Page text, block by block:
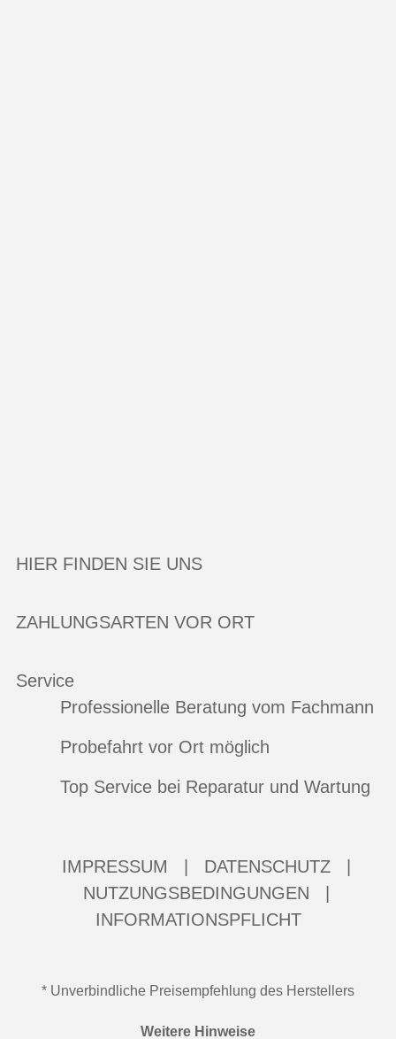
HIER FINDEN SIE UNS
ZAHLUNGSARTEN VOR ORT
Service
Professionelle Beratung vom Fachmann
Probefahrt vor Ort möglich
Top Service bei Reparatur und Wartung
IMPRESSUM DATENSCHUTZ
NUTZUNGSBEDINGUNGEN
INFORMATIONSPFLICHT
* Unverbindliche Preisempfehlung des Herstellers
Weitere Hinweise